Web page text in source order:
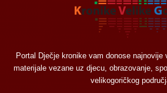
Portal Dječje kronike vam donose
materijale vezane uz djecu, obrazovanje,
velikogoričkog